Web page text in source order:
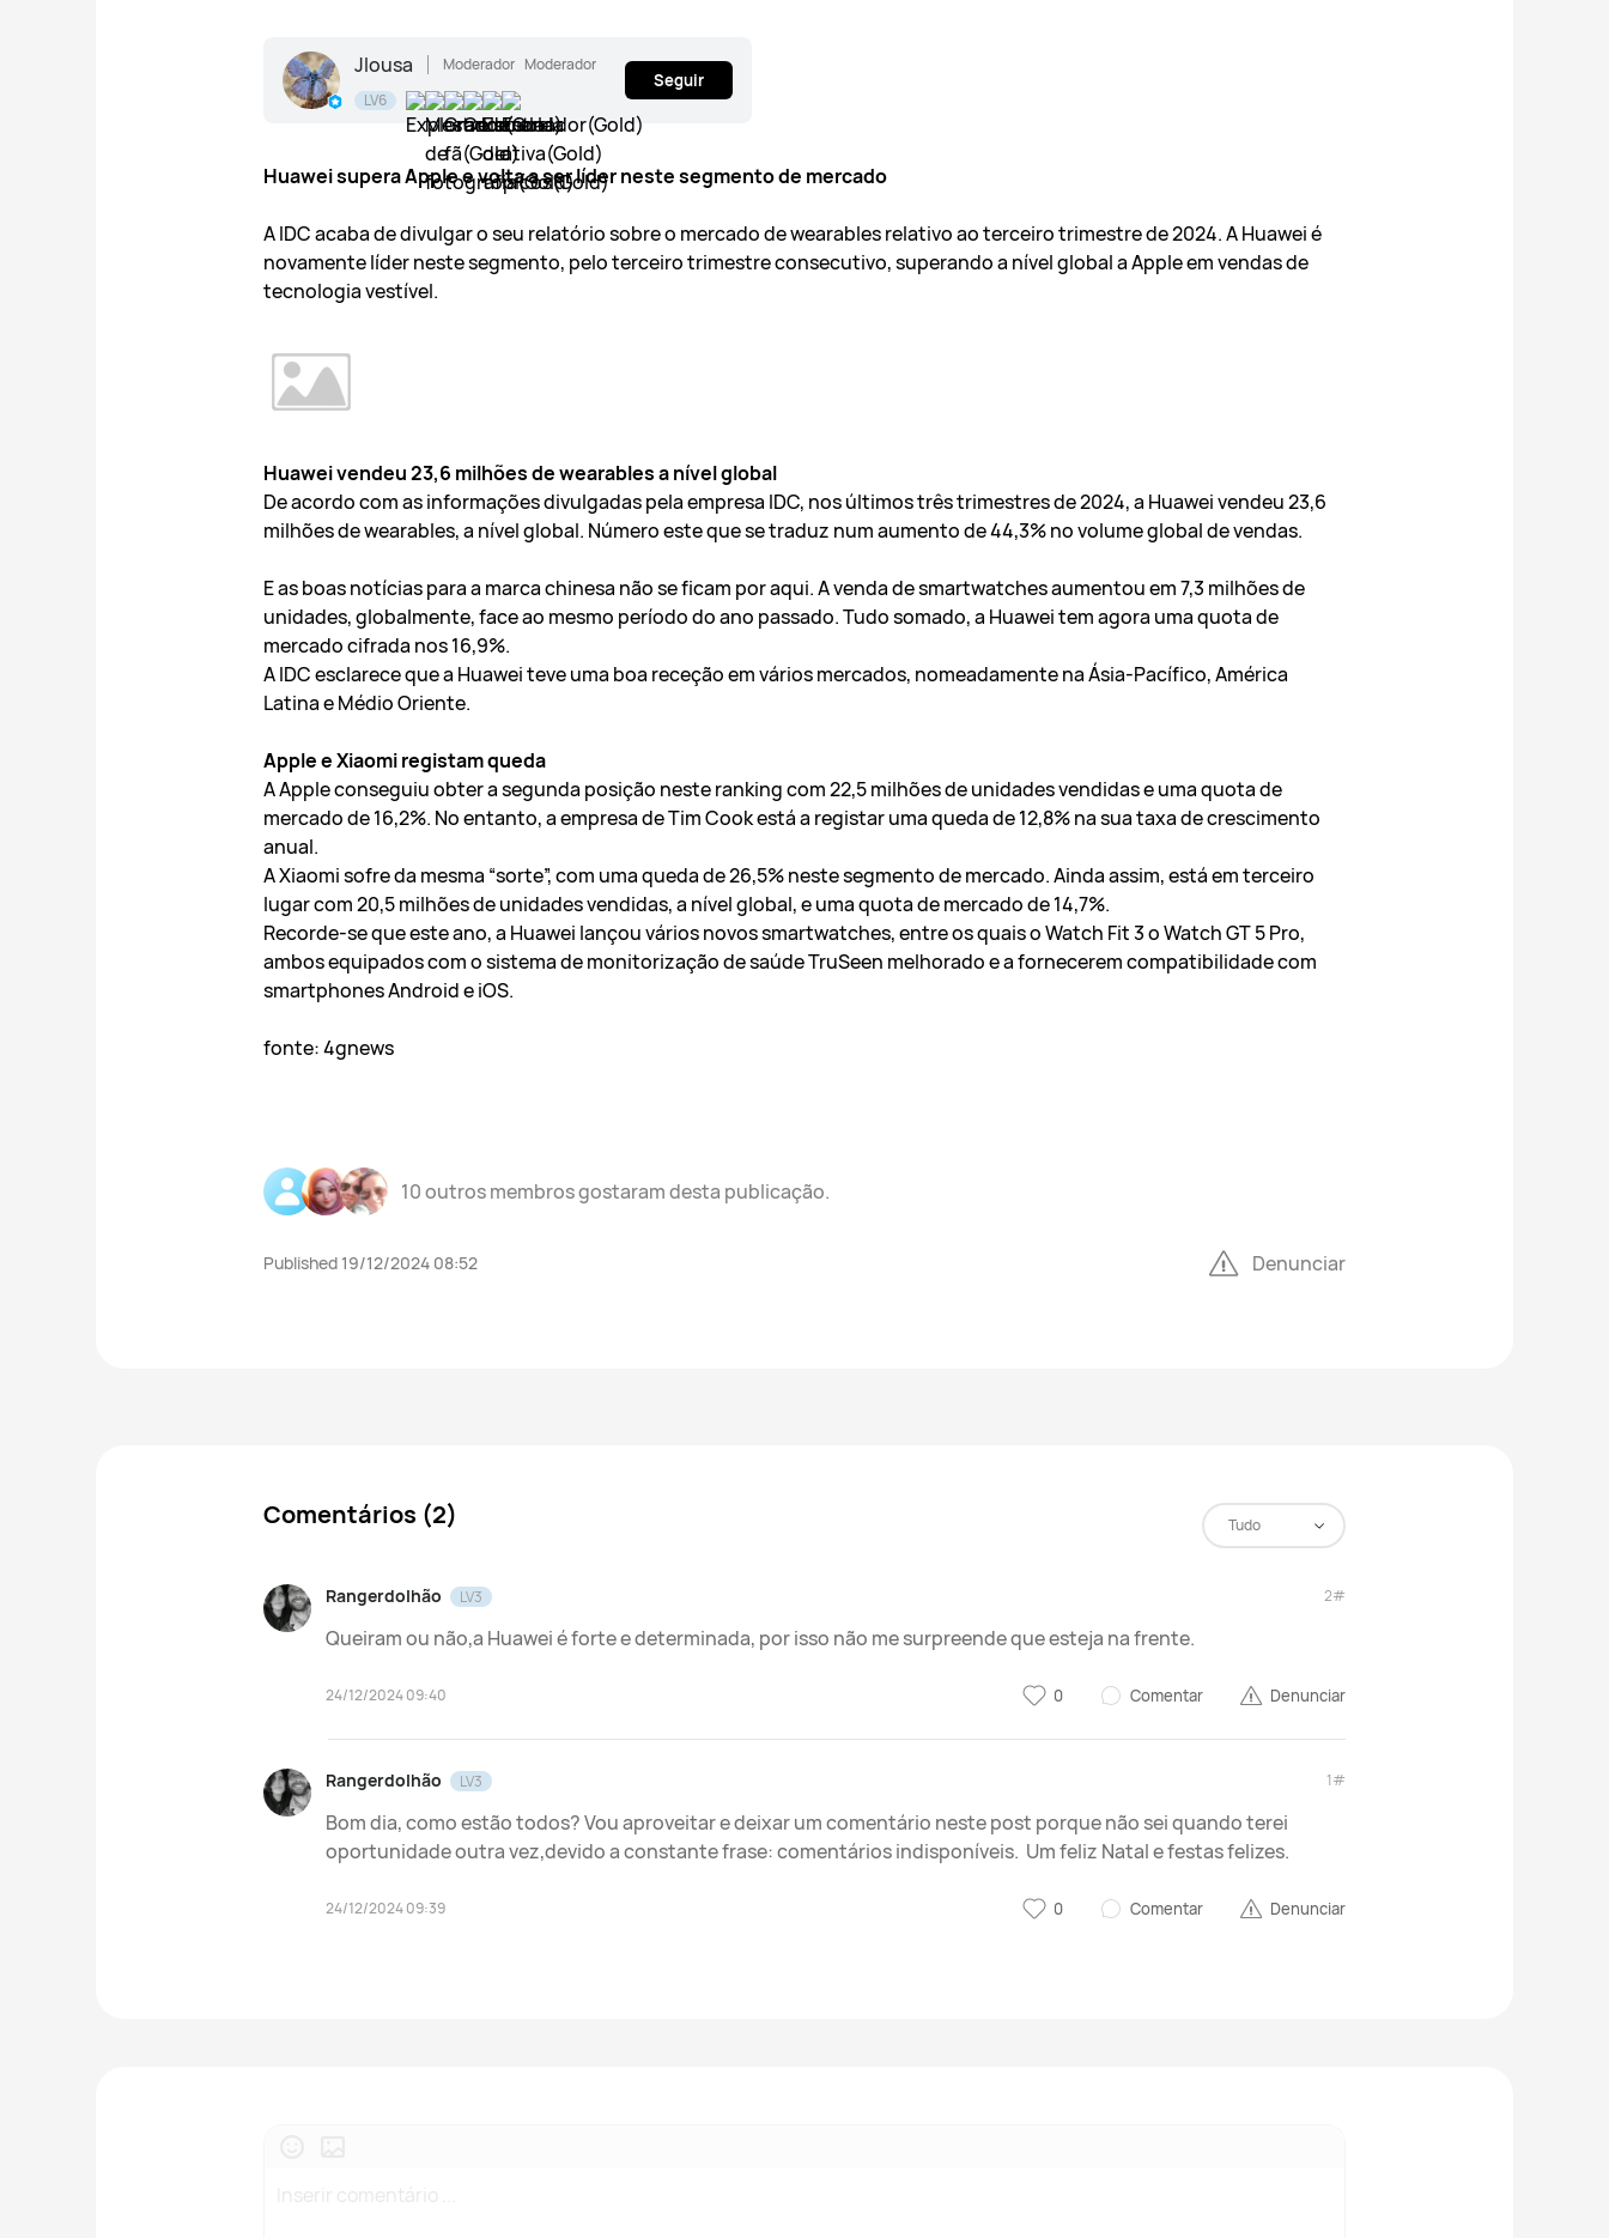
Jlousa Moderador Moderador
LV6
Seguir
Huawei supera Apple e volta a ser líder neste segmento de mercado
AIDC acaba de divulgar o seu relatório sobre o mercado de wearables relativo ao terceiro trimestre de 2024. A Huawei é
novamente líder neste segmento, pelo terceiro trimestre consecutivo, superando a nível global a Apple em vendas de
tecnologia vestível.
Huawei vendeu 23,6 milhões de wearables a nível global
De acordo com as informações divulgadas pela empresa IDC, nos últimos três trimestres de 2024, a Huawei vendeu 23,6
milhões de wearables, a nível global. Número este que se traduz num aumento de 44,3% no volume global de vendas.
E as boas notícias para a marca chinesa não se ficam por aqui. A venda de smartwatches aumentou em 7,3 milhões de
unidades, globalmente, face ao mesmo período do ano passado. Tudo somado, a Huawei tem agora uma quota de
mercado cifrada nos 16,9%.
A IDC esclarece que a Huawei teve uma boa receção em vários mercados, nomeadamente na Ásia-Pacífico, América
Latina e Médio Oriente.
Apple e Xiaomi registam queda
A Apple conseguiu obter a segunda posição neste ranking com 22,5 milhões de unidades vendidas e uma quota de
mercado de 16,2%. No entanto, a empresa de Tim Cook está a registar uma queda de 12,8% na sua taxa de crescimento
anual.
A Xiaomi sofre da mesma “sorte”, com uma queda de 26,5% neste segmento de mercado. Ainda assim, está em terceiro
lugar com 20,5 milhões de unidades vendidas, a nível global, e uma quota de mercado de 14,7%.
Recorde-se que este ano, a Huawei lançou vários novos smartwatches, entre os quais o Watch Fit 3 o Watch GT 5 Pro,
ambos equipados com o sistema de monitorização de saúde TruSeen melhorado e a fornecerem compatibilidade com
smartphones Android e iOS.
fonte: 4gnews
10 outros membrosgostaram desta publicação.
Published 19/12/2024 08:52 Denunciar
Tudo
Comentários (2)
Rangerdolhão LV3 2#
Queiram ou não,a Huawei é forte e determinada, por isso não me surpreende que esteja na frente.
24/12/2024 09:40 0 Comentar Denunciar
Rangerdolhão LV3 1#
Bom dia, como estão todos? Vou aproveitar e deixar um comentário neste post porque não sei quando terei
oportunidade outra vez,devido a constante frase: comentários indisponíveis. Um feliz Natal e festas felizes.
24/12/2024 09:39 0 Comentar Denunciar
Inserir comentário ...